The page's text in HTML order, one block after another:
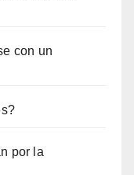
con un
por la